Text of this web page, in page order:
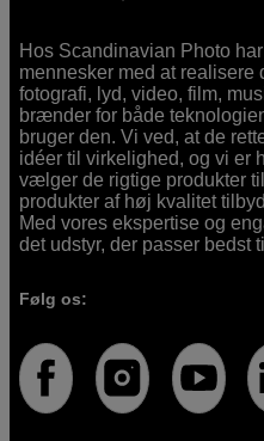
Hos Scandinavian Photo
mennesker med at realisere
fotografi, lyd, video, film,
brænder for både
bruger den. Vi ved, at de
idéer til virkelighed, og vi er
vælger de rigtige produkter
produkter af høj kvalitet
Med vores ekspertise og
det udstyr, der passer bedst
Følg os: